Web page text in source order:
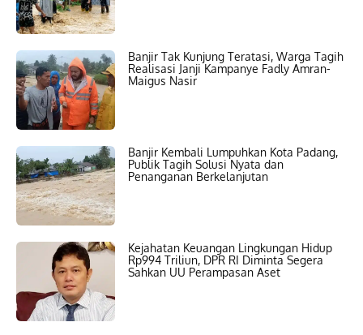
Banjir Tak Kunjung Teratasi, Warga Tagih
Realisasi Janji Kampanye Fadly Amran-
Maigus Nasir
Banjir Kembali Lumpuhkan Kota Padang,
Publik Tagih Solusi Nyata dan
Penanganan Berkelanjutan
Kejahatan Keuangan Lingkungan Hidup
Rp994 Triliun, DPR RI Diminta Segera
Sahkan UU Perampasan Aset